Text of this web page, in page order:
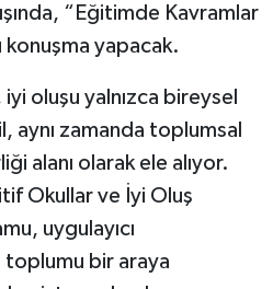
“Eğitimde Kavramlar
konuşma yapacak.
oluşu yalnızca bireysel
aynı zamanda toplumsal
alanı olarak ele alıyor.
Okullar ve İyi Oluş
uygulayıcı
bir araya